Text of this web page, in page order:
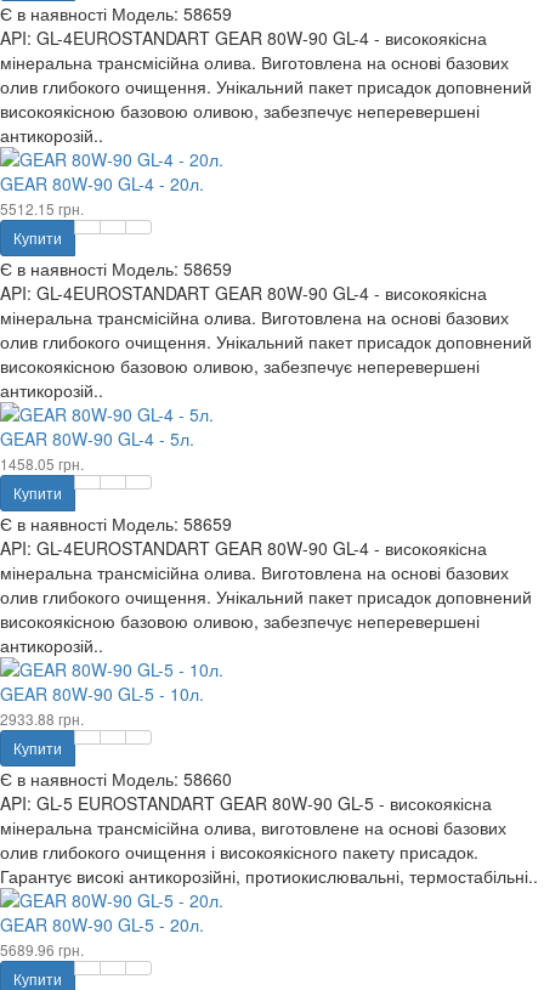
Є в наявності Модель: 58659
API: GL-4EUROSTANDART GEAR 80W-90 GL-4 - високоякісна
мінеральна трансмісійна олива. Виготовлена на основі базових
олив глибокого очищення. Унікальний пакет присадок доповнений
високоякісною базовою оливою, забезпечує неперевершені
антикорозій..
GEAR 80W-90 GL-4 - 20л.
5512.15 грн.
Купити
Є в наявності Модель: 58659
API: GL-4EUROSTANDART GEAR 80W-90 GL-4 - високоякісна
мінеральна трансмісійна олива. Виготовлена на основі базових
олив глибокого очищення. Унікальний пакет присадок доповнений
високоякісною базовою оливою, забезпечує неперевершені
антикорозій..
GEAR 80W-90 GL-4 - 5л.
1458.05 грн.
Купити
Є в наявності Модель: 58659
API: GL-4EUROSTANDART GEAR 80W-90 GL-4 - високоякісна
мінеральна трансмісійна олива. Виготовлена на основі базових
олив глибокого очищення. Унікальний пакет присадок доповнений
високоякісною базовою оливою, забезпечує неперевершені
антикорозій..
GEAR 80W-90 GL-5 - 10л.
2933.88 грн.
Купити
Є в наявності Модель: 58660
API: GL-5 EUROSTANDART GEAR 80W-90 GL-5 - високоякісна
мінеральна трансмісійна олива, виготовлене на основі базових
олив глибокого очищення і високоякісного пакету присадок.
Гарантує високі антикорозійні, протиокислювальні, термостабільні..
GEAR 80W-90 GL-5 - 20л.
5689.96 грн.
Купити